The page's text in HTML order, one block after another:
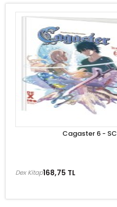
Cagaster 6 - SC
168,75 TL
Dex Kitap